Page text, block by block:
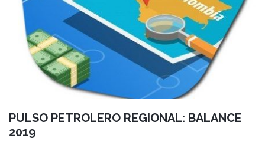
PULSO PETROLERO REGIONAL: BALANCE
2019